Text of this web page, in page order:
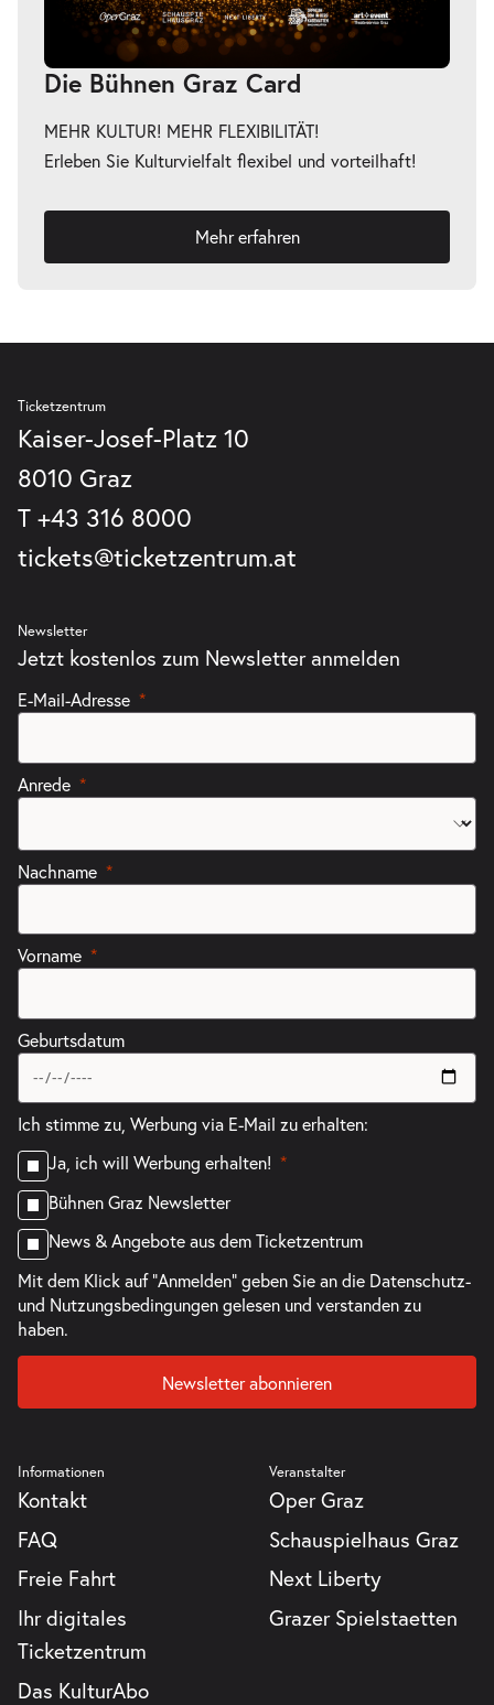
Die Bühnen Graz Card
MEHR KULTUR! MEHR FLEXIBILITÄT!
Erleben Sie Kulturvielfalt flexibel und vorteilhaft!
Mehr erfahren
Ticketzentrum
Kaiser-Josef-Platz 10
8010 Graz
T +43 316 8000
tickets@ticketzentrum.at
Newsletter
Jetzt kostenlos zum Newsletter anmelden
E-Mail-Adresse
Anrede
Nachname
Vorname
Geburtsdatum
Ich stimme zu, Werbung via E-Mail zu erhalten:
Ja, ich will Werbung erhalten!
Bühnen Graz Newsletter
News & Angebote aus dem Ticketzentrum
Mit dem Klick auf "Anmelden" geben Sie an die Datenschutz-
und Nutzungsbedingungengelesen und verstanden zu
haben.
Newsletter abonnieren
Informationen
Kontakt
FAQ
Freie Fahrt
Ihr digitales
Ticketzentrum
Das KulturAbo
Veranstalter
Oper Graz
Schauspielhaus Graz
Next Liberty
Grazer Spielstaetten